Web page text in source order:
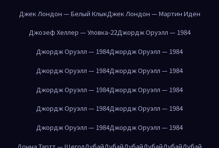
Джек Лондон — Белый КлыкДжек Лондон — Мартин Иден
Джозеф Хеллер — Уловка-22Джордж Оруэлл — 1984
Джордж Оруэлл — 1984Джордж Оруэлл — 1984
Джордж Оруэлл — 1984Джордж Оруэлл — 1984
Джордж Оруэлл — 1984Джордж Оруэлл — 1984
Джордж Оруэлл — 1984Джордж Оруэлл — 1984
Джордж Оруэлл — 1984Джордж Оруэлл — 1984